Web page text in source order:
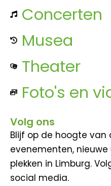
Concerten
Musea
Theater
Foto's en
Volg ons
Blijf op de hoogte van
evenementen,
plekken in Limburg.
social media.